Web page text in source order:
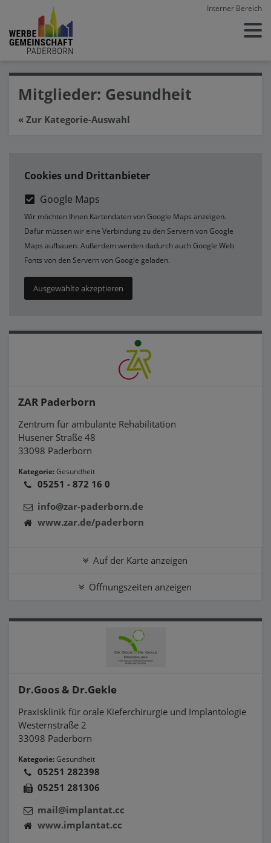
Interner Bereich
Mitglieder: Gesundheit
« Zur Kategorie-Auswahl
Cookies und Drittanbieter
Google Maps
Wir möchten Ihnen Kartendaten von Google Maps anzeigen.
Dafür müssen wir eine Verbindung zu den Servern von Google
Maps aufbauen. Außerdem werden dadurch auch Google Web
Fonts von den Servern von Google geladen.
Ausgewählte akzeptieren
ZAR Paderborn
Zentrum für ambulante Rehabilitation
Husener Straße 48
33098 Paderborn
Kategorie:Gesundheit
05251 - 872 16 0
info@zar-paderborn.de
www.zar.de/paderborn
Auf der Karte anzeigen
Öffnungszeiten anzeigen
Dr.Goos & Dr.Gekle
Praxisklinik für orale Kieferchirurgie und Implantologie
Westernstraße 2
33098 Paderborn
Kategorie:Gesundheit
05251 282398
05251 281306
mail@implantat.cc
www.implantat.cc